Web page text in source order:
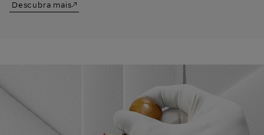
Descubra mais